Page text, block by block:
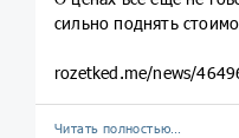
сильно поднять
rozetked.me/news/
Читать полностью…